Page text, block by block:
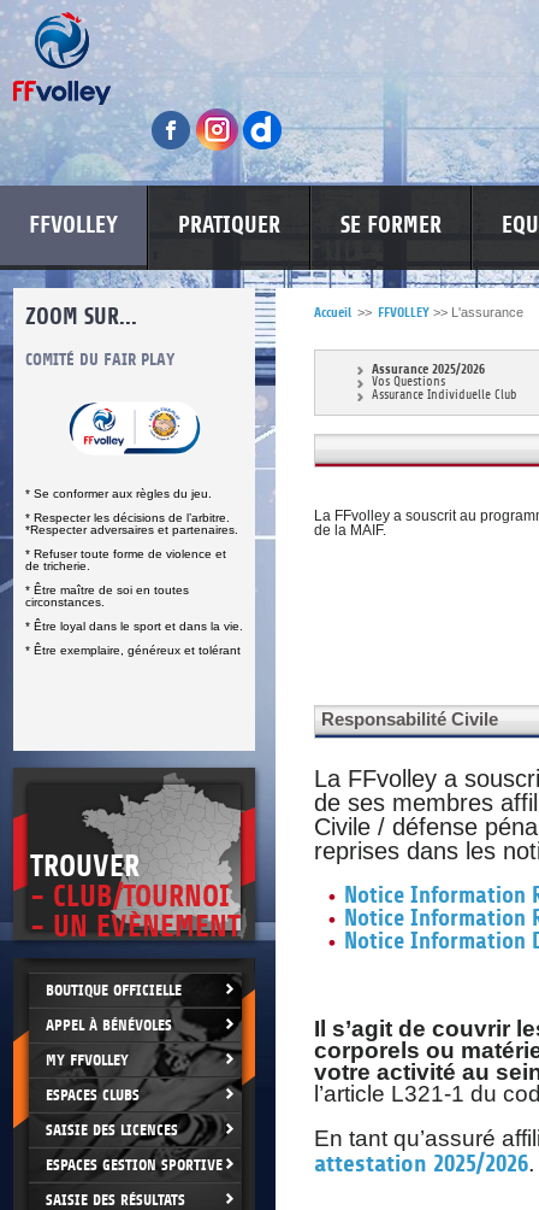
FFVOLLEY PRATIQUER SE FORMER
ZOOM SUR...
COMITÉ DU FAIR PLAY
* Se conformer aux règles du jeu.
* Respecter les décisions de l’arbitre.
*Respecter adversaires et partenaires.
* Refuser toute forme de violence et
de tricherie.
* Être maître de soi en toutes
circonstances.
* Être loyal dans le sport et dans la vie.
* Être exemplaire, généreux et tolérant
LUTTE CONTRE LES VIOLENCES MA PETITE
TROUVER
- CLUB/TOURNOI
- UN EVÈNEMENT
BOUTIQUE OFFICIELLE
APPEL À BÉNÉVOLES
MY FFVOLLEY
ESPACES CLUBS
SAISIE DES LICENCES
ESPACES GESTION SPORTIVE
SAISIE DES RÉSULTATS
Accueil >> FFVOLLEY >> L'assurance
Assurance 2025/2026
Vos Questions
Assurance Individuelle Club
La FFvolley a souscrit au
de la MAIF.
Responsabilité Civile
La FFvolley a
de ses membres
Civile / défense
reprises dans les
Notice Information
Notice Information
Notice Information
Il s’agit de couvrir
corporels ou
votre activité au
l’article L321-1 du
En tant qu’assuré
attestation 2025/2026.